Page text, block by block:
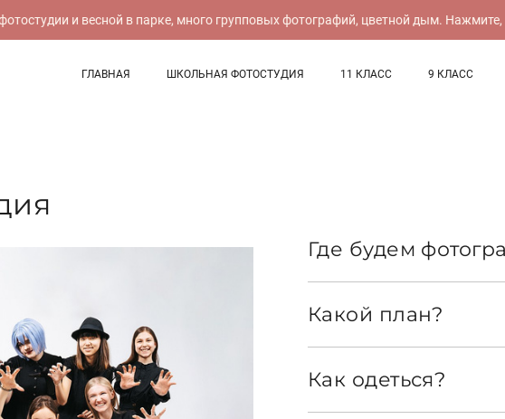
ГЛАВНАЯ ШКОЛЬНАЯ ФОТОСТУДИЯ 11 КЛАСС 9 КЛАСС
Где будем
Какой план?
Как одеться?
и весной в парке, много групповых фотографий, цветной дым. Нажмите,